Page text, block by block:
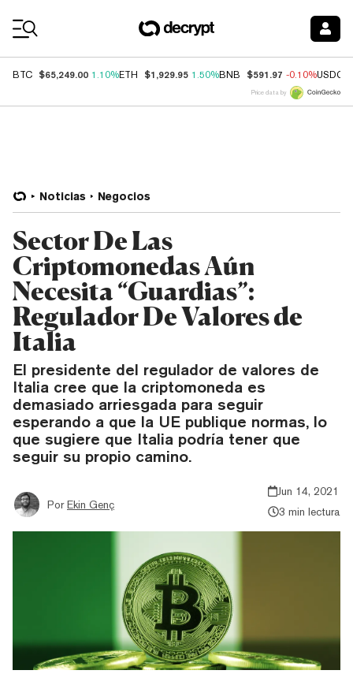
BTC $65,249.00 1.10%ETH $1,929.95 1.50%BNB $591.97 -0.10%USDC
Price data by
Noticias Negocios
Sector De Las
Criptomonedas Aún
Necesita “Guardias”:
Regulador De Valores de
Italia
El presidente del regulador de valores de
Italia cree que la criptomoneda es
demasiado arriesgada para seguir
esperando a que la UE publique normas, lo
que sugiere que Italia podría tener que
seguir su propio camino.
Por Ekin Genç
Jun 14, 2021
3 min lectura